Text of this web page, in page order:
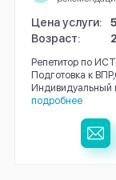
Цена услуги:
Возраст:
Репетитор по
Подготовка к
Индивидуальный
подробнее